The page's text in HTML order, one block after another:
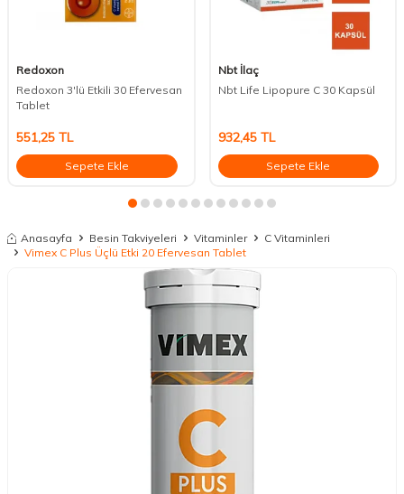
Redoxon
Redoxon 3'lü Etkili 30 Efervesan
Tablet
551,25 TL
Sepete Ekle
Nbt İlaç
Nbt Life Lipopure C 30 Kapsül
932,45TL
Sepete Ekle
Anasayfa Besin Takviyeleri Vitaminler
C Vitaminleri
Vimex C Plus Üçlü Etki 20 Efervesan Tablet